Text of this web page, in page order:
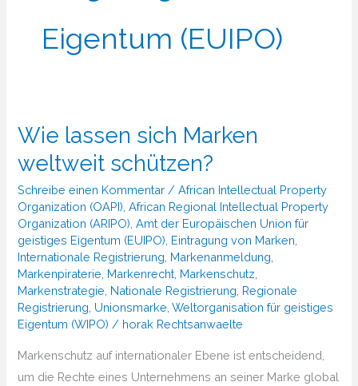
Eigentum (EUIPO)
Wie lassen sich Marken
weltweit schützen?
Schreibe einen Kommentar /African Intellectual Property
Organization (OAPI) ,African Regional Intellectual Property
Organization (ARIPO) ,Amt der Europäischen Union für
geistiges Eigentum (EUIPO) Eintragung von Marken
Internationale Registrierung Markenanmeldung
Markenpiraterie Markenrecht Markenschutz
Markenstrategie Nationale Registrierung Regionale
Registrierung Unionsmarke ,Weltorganisation für geistiges
Eigentum (WIPO) / horak Rechtsanwaelte
Markenschutz auf internationaler Ebene ist entscheidend,
um die Rechte eines Unternehmens an seiner Marke global